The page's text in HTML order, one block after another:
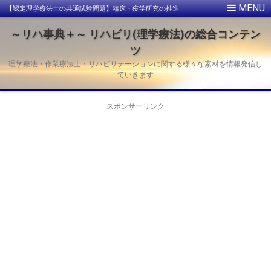
【認定理学療法士の共通試験問題】臨床・疫学研究の推進
～リハ事典＋～ リハビリ(理学療法)の総合コンテン
ツ
理学療法・作業療法士・リハビリテーションに関する様々な素材を情報発信し
ていきます
スポンサーリンク